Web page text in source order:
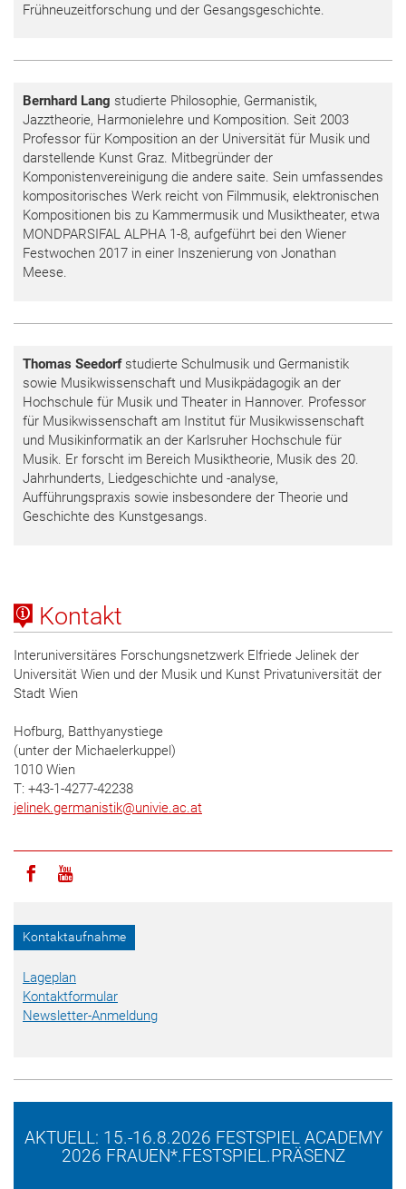
Frühneuzeitforschung und der Gesangsgeschichte.
Bernhard Lang studierte Philosophie, Germanistik,
Jazztheorie, Harmonielehre und Komposition. Seit 2003
Professor für Komposition an der Universität für Musik und
darstellende Kunst Graz. Mitbegründer der
Komponistenvereinigung die andere saite. Sein umfassendes
kompositorisches Werk reicht von Filmmusik, elektronischen
Kompositionen bis zu Kammermusik und Musiktheater, etwa
MONDPARSIFAL ALPHA 1-8, aufgeführt bei den Wiener
Festwochen 2017 in einer Inszenierung von Jonathan
Meese.
Thomas Seedorfstudierte Schulmusik und Germanistik
sowie Musikwissenschaft und Musikpädagogik an der
Hochschule für Musik und Theater in Hannover. Professor
für Musikwissenschaft am Institut für Musikwissenschaft
und Musikinformatik an der Karlsruher Hochschule für
Musik. Er forscht im Bereich Musiktheorie, Musik des 20.
Jahrhunderts, Liedgeschichte und -analyse,
Aufführungspraxis sowie insbesondere der Theorie und
Geschichte des Kunstgesangs.
Kontakt
Interuniversitäres Forschungsnetzwerk Elfriede Jelinek der
Universität Wien und der Musik und Kunst Privatuniversität der
Stadt Wien
Hofburg, Batthyanystiege
(unter der Michaelerkuppel)
1010 Wien
T: +43-1-4277-42238
jelinek.germanistik@univie.ac.at
Icon facebook
Icon youtube
Kontaktaufnahme
Lageplan
Kontaktformular
Newsletter-Anmeldung
AKTUELL: 15.-16.8.2026 FESTSPIEL ACADEMY
2026 FRAUEN*.FESTSPIEL.PRÄSENZ